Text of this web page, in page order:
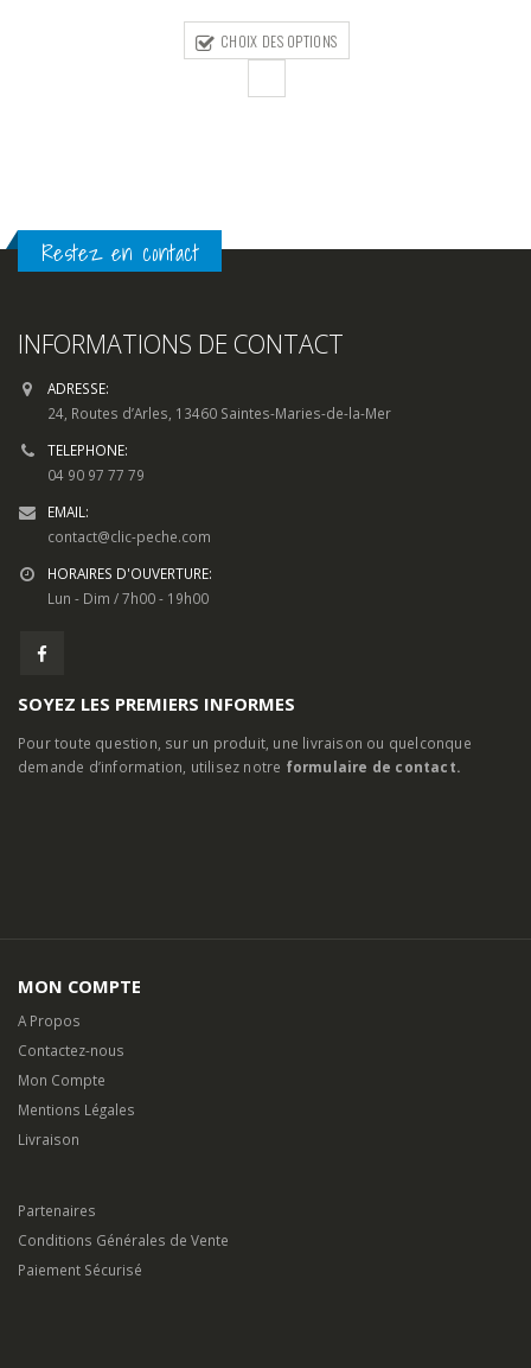
prix :
à
CHOIX DES OPTIONS
ADRESSE:
TELEPHONE:
04 90 97 77 79
EMAIL:
contact@clic-peche.com
HORAIRES D'OUVERTURE:
Lun - Dim / 7h00 - 19h00
SOYEZ LES PREMIERS INFORMES
demande d’information, utilisez notreformulaire de contact.
Contactez-nous
Mon Compte
Mentions Légales
Livraison
Paiement Sécurisé